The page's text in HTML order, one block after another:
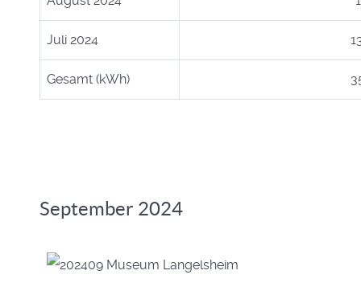
Juli 2024
Gesamt (kWh)
September 2024